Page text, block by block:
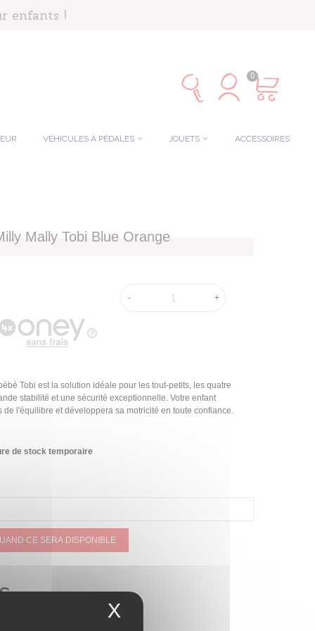
enfants !
0
VÉHICULES À PÉDALES JOUETS ACCESSOIRES
Mally Tobi Blue Orange
- +
Tobi est la solution idéale pour les tout-petits, les quatre
stabilité et une sécurité exceptionnelle. Votre enfant
de l'équilibre et développera sa motricité en toute confiance.
de stock temporaire
CE SERA DISPONIBLE
X Masquer le